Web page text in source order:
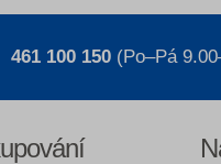
461 100 150 (Po–Pá